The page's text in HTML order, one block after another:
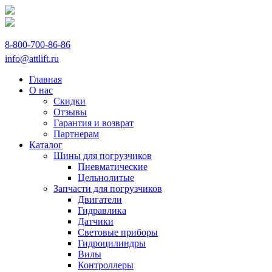
8-800-700-86-86
info@attlift.ru
Главная
О нас
Скидки
Отзывы
Гарантия и возврат
Партнерам
Каталог
Шины для погрузчиков
Пневматические
Цельнолитые
Запчасти для погрузчиков
Двигатели
Гидравлика
Датчики
Световые приборы
Гидроцилиндры
Вилы
Контроллеры